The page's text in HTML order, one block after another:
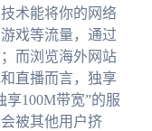
术能将你的网络
戏等流量，通过
而浏览海外网站
直播而言，独享
享100M带宽”的服
被其他用户挤